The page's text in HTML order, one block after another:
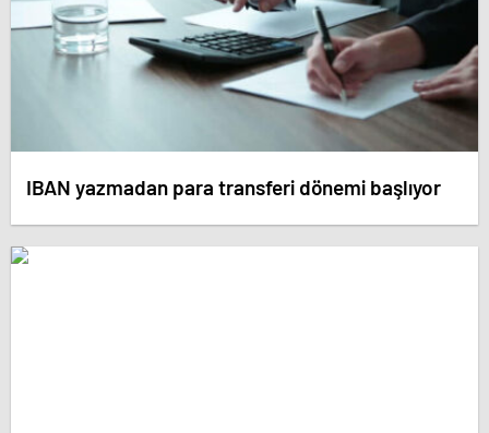
IBAN yazmadan para transferi dönemi başlıyor